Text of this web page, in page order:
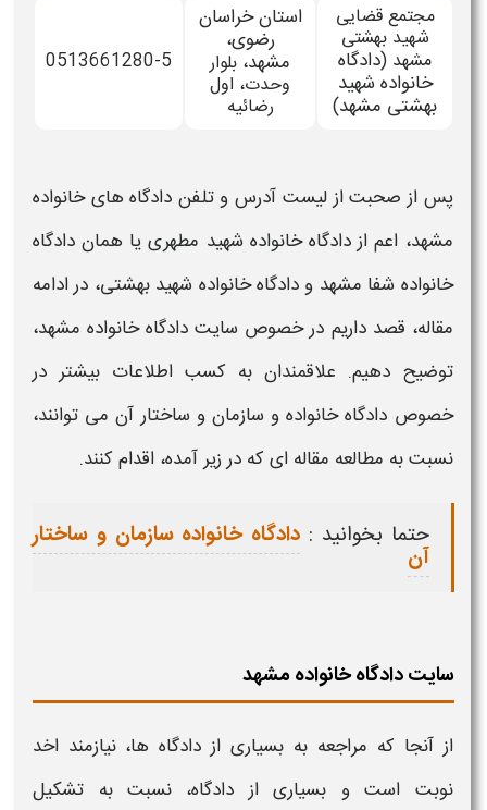
مجتمع قضایی
شهید بهشتی
مشهد (دادگاه
خانواده شهید
بهشتی مشهد)
استان خراسان
رضوی،
مشهد، بلوار
وحدت، اول
رضائیه
0513661280-5
پس از صحبت از لیست آدرس و تلفن دادگاه های خانواده
مشهد، اعم ازدادگاه خانواده شهید مطهری یا همان دادگاه
خانواده شفا مشهد ودادگاه خانواده شهید بهشتی، در ادامه
مقاله، قصد داریم در خصوص سایت دادگاه خانواده مشهد،
توضیح دهیم. علاقمندان به کسب اطلاعات بیشتر در
خصوص دادگاه خانواده و سازمان و ساختار آن می توانند،
نسبت به مطالعه مقاله ای که در زیر آمده، اقدام کنند.
حتما بخوانید : دادگاه خانواده سازمان و ساختار
آن
سایت دادگاه خانواده مشهد
از آنجا که مراجعه به بسیاری ازدادگاه ها، نیازمند اخد
نوبت است و بسیاری از دادگاه، نسبت به تشکیل